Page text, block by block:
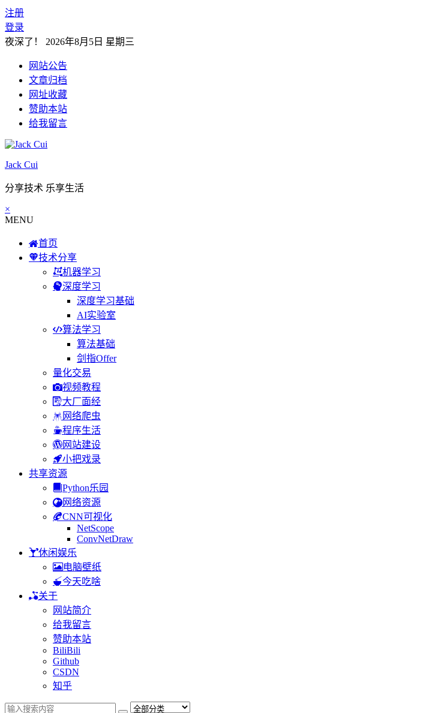
注册
登录
夜深了！ 2026年8月5日 星期三
网站公告
文章归档
网址收藏
赞助本站
给我留言
Jack Cui
分享技术 乐享生活
×
MENU
首页
技术分享
机器学习
深度学习
深度学习基础
AI实验室
算法学习
算法基础
剑指Offer
量化交易
视频教程
大厂面经
网络爬虫
程序生活
网站建设
小把戏录
共享资源
Python乐园
网络资源
CNN可视化
NetScope
ConvNetDraw
休闲娱乐
电脑壁纸
今天吃啥
关于
网站简介
给我留言
赞助本站
BiliBili
Github
CSDN
知乎